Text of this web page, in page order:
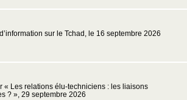
sur le Tchad, le 16 septembre 2026
« Les relations élu-techniciens : les liaisons
? », 29 septembre 2026